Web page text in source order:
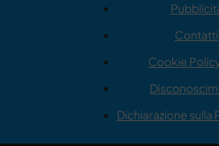
Contatti
Cookie
Dichiarazione sulla